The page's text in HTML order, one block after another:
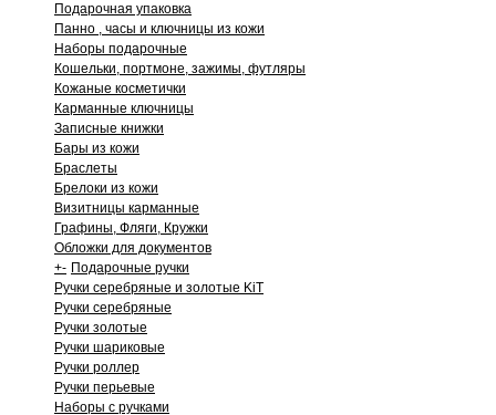
Подарочная упаковка
Панно , часы и ключницы из кожи
Наборы подарочные
Кошельки, портмоне, зажимы, футляры
Кожаные косметички
Карманные ключницы
Записные книжки
Бары из кожи
Браслеты
Брелоки из кожи
Визитницы карманные
Графины, Фляги, Кружки
Обложки для документов
+- Подарочные ручки
Ручки серебряные и золотые KiT
Ручки серебряные
Ручки золотые
Ручки шариковые
Ручки роллер
Ручки перьевые
Наборы с ручками